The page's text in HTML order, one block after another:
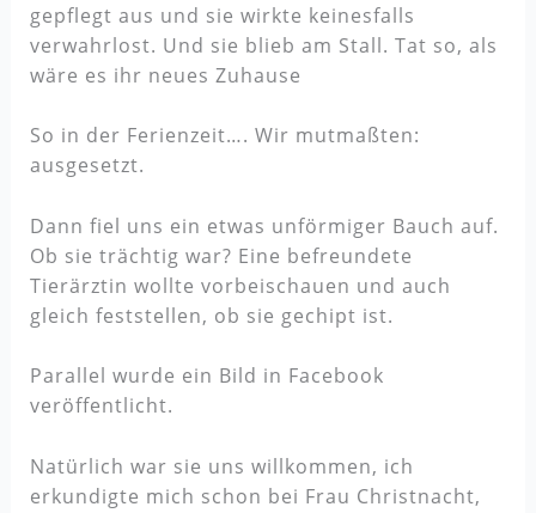
gepflegt aus und sie wirkte keinesfalls
verwahrlost. Und sie blieb am Stall. Tat so, als
wäre es ihr neues Zuhause
So in der Ferienzeit…. Wir mutmaßten:
ausgesetzt.
Dann fiel uns ein etwas unförmiger Bauch auf.
Ob sie trächtig war? Eine befreundete
Tierärztin wollte vorbeischauen und auch
gleich feststellen, ob sie gechipt ist.
Parallel wurde ein Bild in Facebook
veröffentlicht.
Natürlich war sie uns willkommen, ich
erkundigte mich schon bei Frau Christnacht,